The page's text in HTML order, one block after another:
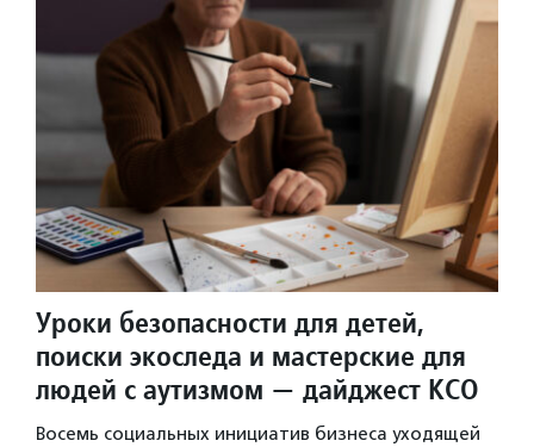
Уроки безопасности для детей,
поиски экоследа и мастерские для
людей с аутизмом — дайджест КСО
Восемь социальных инициатив бизнеса уходящей